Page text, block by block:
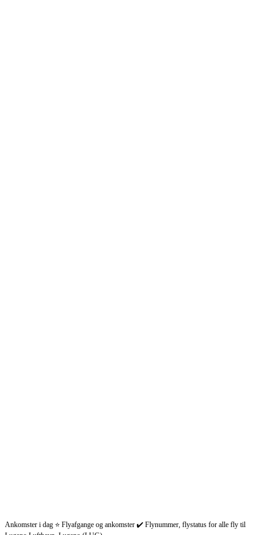
Ankomster i dag ⭐ Flyafgange og ankomster ✔️ Flynummer, flystatus for alle fly til